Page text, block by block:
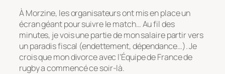
À Morzine, les organisateurs ont mis en place un
écran géant pour suivre le match… Au fil des
minutes, je vois une partie de mon salaire partir vers
un paradis fiscal (endettement, dépendance…). Je
crois que mon divorce avec l’Équipe de France de
rugby a commencé ce soir-là.